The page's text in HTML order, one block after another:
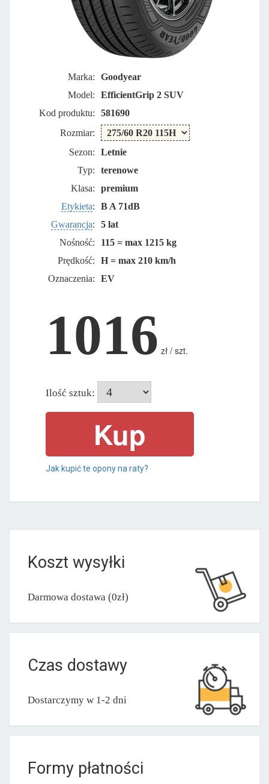
Marka:
Goodyear
Model:
EfficientGrip 2 SUV
Kod produktu:
581690
Rozmiar:
Sezon:
Letnie
Typ:
terenowe
Klasa:
premium
Etykieta:
B A 71dB
Gwarancja:
5 lat
Nośność:
115 = max 1215 kg
Prędkość:
H = max 210 km/h
Oznaczenia:
EV
1016 zł / szt.
Ilość sztuk:
Jak kupić te opony na raty?
Koszt wysyłki
Darmowa dostawa (0zł)
Czas dostawy
Dostarczymy w 1-2 dni
Formy płatności